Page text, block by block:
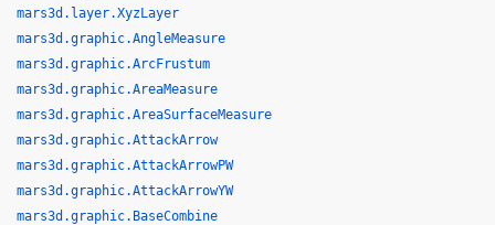
mars3d.layer.XyzLayer
mars3d.graphic.AngleMeasure
mars3d.graphic.ArcFrustum
mars3d.graphic.AreaMeasure
mars3d.graphic.AreaSurfaceMeasure
mars3d.graphic.AttackArrow
mars3d.graphic.AttackArrowPW
mars3d.graphic.AttackArrowYW
mars3d.graphic.BaseCombine